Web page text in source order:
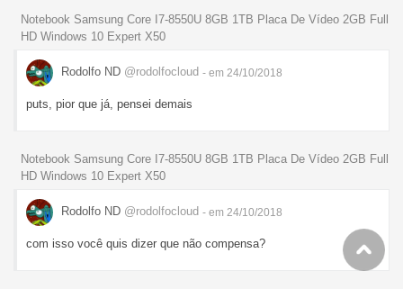
Notebook Samsung Core I7-8550U 8GB 1TB Placa De Vídeo 2GB Full
HD Windows 10 Expert X50
Rodolfo ND @rodolfocloud - em 24/10/2018
puts, pior que já, pensei demais
Notebook Samsung Core I7-8550U 8GB 1TB Placa De Vídeo 2GB Full
HD Windows 10 Expert X50
Rodolfo ND @rodolfocloud - em 24/10/2018
com isso você quis dizer que não compensa?